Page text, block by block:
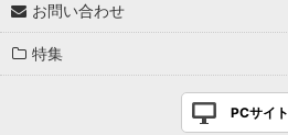
お問い合わせ
特集
PCサイト